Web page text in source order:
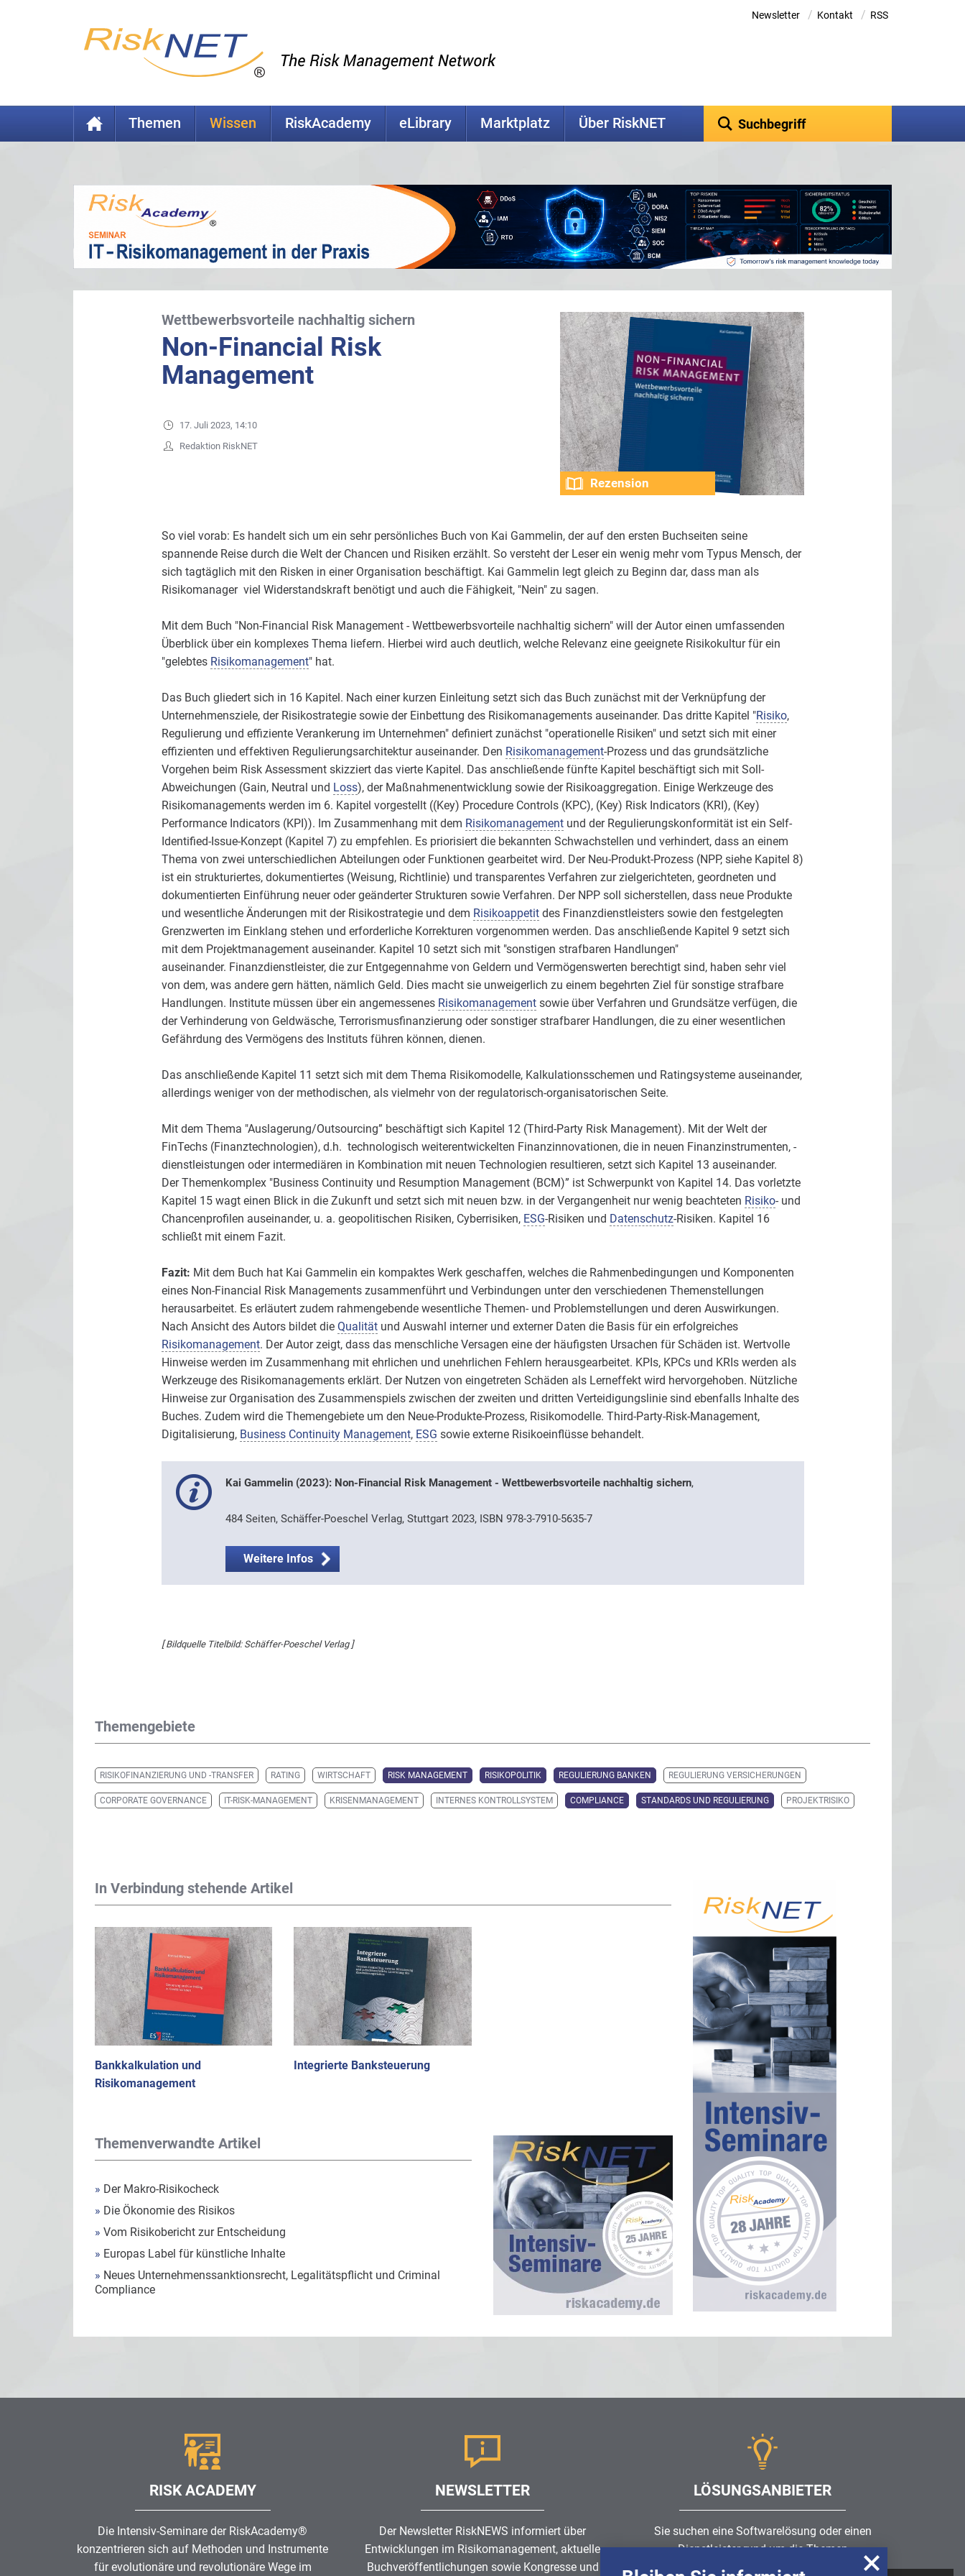
Newsletter / Kontakt / RSS
Themen Wissen RiskAcademy eLibrary Marktplatz Über RiskNET
Wettbewerbsvorteile nachhaltig sichern
Non-Financial Risk
Management
17. Juli 2023, 14:10
Redaktion RiskNET
Rezension
So viel vorab: Es handelt sich um ein sehr persönliches Buch von Kai Gammelin, der auf den ersten Buchseiten seine
spannende Reise durch die Welt der Chancen und Risiken erzählt. So versteht der Leser ein wenig mehr vom Typus Mensch, der
sich tagtäglich mit den Risken in einer Organisation beschäftigt. Kai Gammelin legt gleich zu Beginn dar, dass man als
Risikomanager viel Widerstandskraft benötigt und auch die Fähigkeit, "Nein" zu sagen.
Mit dem Buch "Non-Financial Risk Management - Wettbewerbsvorteile nachhaltig sichern" will der Autor einen umfassenden
Überblick über ein komplexes Thema liefern. Hierbei wird auch deutlich, welche Relevanz eine geeignete Risikokultur für ein
"gelebtes Risikomanagement" hat.
Das Buch gliedert sich in 16 Kapitel. Nach einer kurzen Einleitung setzt sich das Buch zunächst mit der Verknüpfung der
Unternehmensziele, der Risikostrategie sowie der Einbettung des Risikomanagements auseinander. Das dritte Kapitel "Risiko,
Regulierung und effiziente Verankerung im Unternehmen" definiert zunächst "operationelle Risiken" und setzt sich mit einer
effizienten und effektiven Regulierungsarchitektur auseinander. Den Risikomanagement-Prozess und das grundsätzliche
Vorgehen beim Risk Assessment skizziert das vierte Kapitel. Das anschließende fünfte Kapitel beschäftigt sich mit Soll-
Abweichungen (Gain, Neutral und Loss), der Maßnahmenentwicklung sowie der Risikoaggregation. Einige Werkzeuge des
Risikomanagements werden im 6. Kapitel vorgestellt ((Key) Procedure Controls (KPC), (Key) Risk Indicators (KRI), (Key)
Performance Indicators (KPI)). Im Zusammenhang mit dem Risikomanagementund der Regulierungskonformität ist ein Self-
Identified-Issue-Konzept (Kapitel 7) zu empfehlen. Es priorisiert die bekannten Schwachstellen und verhindert, dass an einem
Thema von zwei unterschiedlichen Abteilungen oder Funktionen gearbeitet wird. Der Neu-Produkt-Prozess (NPP, siehe Kapitel 8)
ist ein strukturiertes, dokumentiertes (Weisung, Richtlinie) und transparentes Verfahren zur zielgerichteten, geordneten und
dokumentierten Einführung neuer oder geänderter Strukturen sowie Verfahren. Der NPP soll sicherstellen, dass neue Produkte
und wesentliche Änderungen mit der Risikostrategie und dem Risikoappetitdes Finanzdienstleisters sowie den festgelegten
Grenzwerten im Einklang stehen und erforderliche Korrekturen vorgenommen werden. Das anschließende Kapitel 9 setzt sich
mit dem Projektmanagement auseinander. Kapitel 10 setzt sich mit "sonstigen strafbaren Handlungen"
auseinander. Finanzdienstleister, die zur Entgegennahme von Geldern und Vermögenswerten berechtigt sind, haben sehr viel
von dem, was andere gern hätten, nämlich Geld. Dies macht sie unweigerlich zu einem begehrten Ziel für sonstige strafbare
Handlungen. Institute müssen über ein angemessenes Risikomanagementsowie über Verfahren und Grundsätze verfügen, die
der Verhinderung von Geldwäsche, Terrorismusfinanzierung oder sonstiger strafbarer Handlungen, die zu einer wesentlichen
Gefährdung des Vermögens des Instituts führen können, dienen.
Das anschließende Kapitel 11 setzt sich mit dem Thema Risikomodelle, Kalkulationsschemen und Ratingsysteme auseinander,
allerdings weniger von der methodischen, als vielmehr von der regulatorisch-organisatorischen Seite.
Mit dem Thema "Auslagerung/Outsourcing” beschäftigt sich Kapitel 12 (Third-Party Risk Management). Mit der Welt der
FinTechs (Finanztechnologien), d.h. technologisch weiterentwickelten Finanzinnovationen, die in neuen Finanzinstrumenten, -
dienstleistungen oder intermediären in Kombination mit neuen Technologien resultieren, setzt sich Kapitel 13 auseinander.
Der Themenkomplex "Business Continuity und Resumption Management (BCM)” ist Schwerpunkt von Kapitel 14. Das vorletzte
Kapitel 15 wagt einen Blick in die Zukunft und setzt sich mit neuen bzw. in der Vergangenheit nur wenig beachteten Risiko- und
Chancenprofilen auseinander, u. a. geopolitischen Risiken, Cyberrisiken, ESG-Risiken und Datenschutz-Risiken. Kapitel 16
schließt mit einem Fazit.
Fazit: Mit dem Buch hat Kai Gammelin ein kompaktes Werk geschaffen, welches die Rahmenbedingungen und Komponenten
eines Non-Financial Risk Managements zusammenführt und Verbindungen unter den verschiedenen Themenstellungen
herausarbeitet. Es erläutert zudem rahmengebende wesentliche Themen- und Problemstellungen und deren Auswirkungen.
Nach Ansicht des Autors bildet die Qualitätund Auswahl interner und externer Daten die Basis für ein erfolgreiches
Risikomanagement. Der Autor zeigt, dass das menschliche Versagen eine der häufigsten Ursachen für Schäden ist. Wertvolle
Hinweise werden im Zusammenhang mit ehrlichen und unehrlichen Fehlern herausgearbeitet. KPIs, KPCs und KRIs werden als
Werkzeuge des Risikomanagements erklärt. Der Nutzen von eingetreten Schäden als Lerneffekt wird hervorgehoben. Nützliche
Hinweise zur Organisation des Zusammenspiels zwischen der zweiten und dritten Verteidigungslinie sind ebenfalls Inhalte des
Buches. Zudem wird die Themengebiete um den Neue-Produkte-Prozess, Risikomodelle. Third-Party-Risk-Management,
Digitalisierung, Business Continuity Management, ESG sowie externe Risikoeinflüsse behandelt.
Kai Gammelin (2023): Non-Financial Risk Management - Wettbewerbsvorteile nachhaltig sichern,
484 Seiten, Schäffer-Poeschel Verlag, Stuttgart 2023, ISBN 978-3-7910-5635-7
Weitere Infos
[ Bildquelle Titelbild: Schäffer-Poeschel Verlag ]
Themengebiete
RISIKOFINANZIERUNG UND -TRANSFER RATING WIRTSCHAFT RISK MANAGEMENT RISIKOPOLITIK REGULIERUNG BANKEN REGULIERUNG VERSICHERUNGEN
CORPORATE GOVERNANCE IT-RISK-MANAGEMENT KRISENMANAGEMENT INTERNES KONTROLLSYSTEM COMPLIANCE STANDARDS UND REGULIERUNG PROJEKTRISIKO
In Verbindung stehende Artikel
Bankkalkulation und
Risikomanagement
Integrierte Banksteuerung
Themenverwandte Artikel
» Der Makro-Risikocheck
» Die Ökonomie des Risikos
» Vom Risikobericht zur Entscheidung
» Europas Label für künstliche Inhalte
» Neues Unternehmenssanktionsrecht, Legalitätspflicht und Criminal
Compliance
RISK ACADEMY
Die Intensiv-Seminare der RiskAcademy®
konzentrieren sich auf Methoden und Instrumente
für evolutionäre und revolutionäre Wege im
NEWSLETTER
Der Newsletter RiskNEWS informiert über
Entwicklungen im Risikomanagement, aktuelle
Buchveröffentlichungen sowie Kongresse und
LÖSUNGSANBIETER
Sie suchen eine Softwarelösung oder einen
Dienstleister rund um die Themen
Risikomanagement
GRC , IKS oder ISMS?